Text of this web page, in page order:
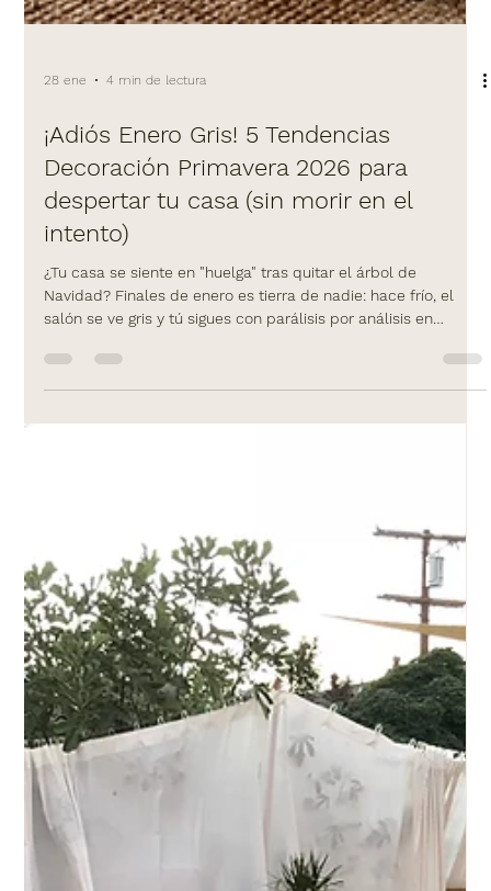
¡Adiós Enero Gris! 5 Tendencias
Decoración Primavera 2026 para
despertar tu casa (sin morir en el
intento)
¿Tu casa se siente en "huelga" tras quitar el árbol de
salón se ve gris y tú sigues con parálisis por análisis en
Primavera 2026 traducidas a la vida real: del "Amarillo